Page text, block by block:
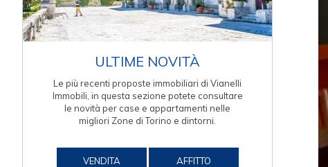
ULTIME NOVITÀ
Le più recenti proposte immobiliari di Vianelli
Immobili, in questa sezione potete consultare
le novità per case e appartamenti nelle
migliori Zone di Torino e dintorni.
VENDITA AFFITTO